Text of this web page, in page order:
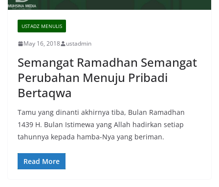
USTADZ MENULIS
May 16, 2018 ustadmin
Semangat Ramadhan Semangat
Perubahan Menuju Pribadi
Bertaqwa
Tamu yang dinanti akhirnya tiba, Bulan Ramadhan
1439 H. Bulan Istimewa yang Allah hadirkan setiap
tahunnya kepada hamba-Nya yang beriman.
Read More